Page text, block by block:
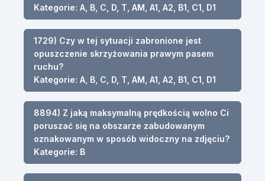
Kategorie: A, B, C, D, T, AM, A1, A2, B1, C1, D1
1729) Czy w tej sytuacji zabronione jest
opuszczenie skrzyżowania prawym pasem
ruchu?
Kategorie: A, B, C, D, T, AM, A1, A2, B1, C1, D1
8894) Z jaką maksymalną prędkością wolno Ci
poruszać się na obszarze zabudowanym
oznakowanym w sposób widoczny na zdjęciu?
Kategorie: B